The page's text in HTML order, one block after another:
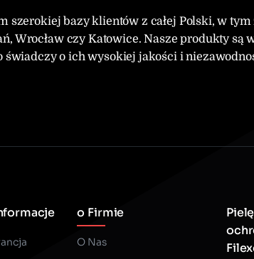
szerokiej bazy klientów z całej Polski, w
Wrocław czy Katowice. Nasze produkty są
o ich wysokiej jakości i
o Firmie
O Nas